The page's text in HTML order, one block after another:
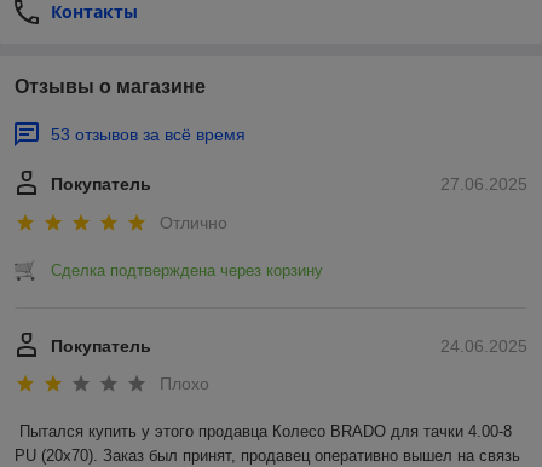
Контакты
Отзывы о магазине
53 отзывов за всё время
27.06.2025
Покупатель
Отлично
Сделка подтверждена через корзину
24.06.2025
Покупатель
Плохо
Пытался купить у этого продавца Колесо BRADO для тачки 4.00-8
PU (20x70). Заказ был принят, продавец оперативно вышел на связь